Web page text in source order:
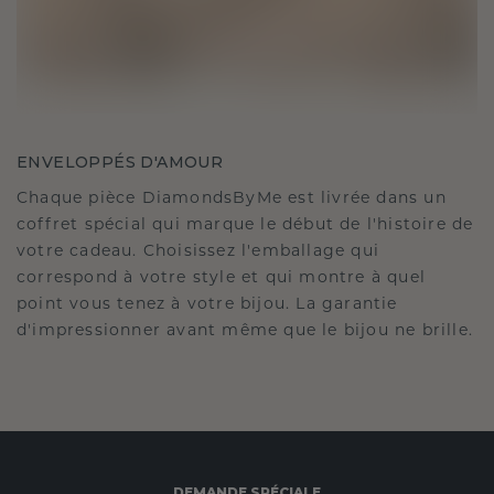
ENVELOPPÉS D'AMOUR
Chaque pièce DiamondsByMe est livrée dans un
coffret spécial qui marque le début de l'histoire de
votre cadeau. Choisissez l'emballage qui
correspond à votre style et qui montre à quel
point vous tenez à votre bijou. La garantie
d'impressionner avant même que le bijou ne brille.